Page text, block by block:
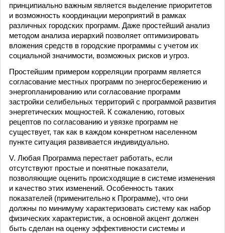
принципиально важным является выделение приоритетов
и возможность координации мероприятий в рамках
различных городских программ. Даже простейший анализ
методом анализа иерархий позволяет оптимизировать
вложения средств в городские программы с учетом их
социальной значимости, возможных рисков и угроз.
Простейшим примером корреляции программ является
согласование местных программ по энергосбережению и
энергопланированию или согласование программ
застройки селибельных территорий с программой развития
энергетических мощностей. К сожалению, готовых
рецептов по согласованию и увязке программ не
существует, так как в каждом конкретном населенном
пункте ситуация развивается индивидуально.
V. Любая Программа перестает работать, если
отсутствуют простые и понятные показатели,
позволяющие оценить происходящие в системе изменения
и качество этих изменений. Особенность таких
показателей (применительно к Программе), что они
должны по минимуму характеризовать систему как набор
физических характеристик, а основной акцент должен
быть сделан на оценку эффективности системы и